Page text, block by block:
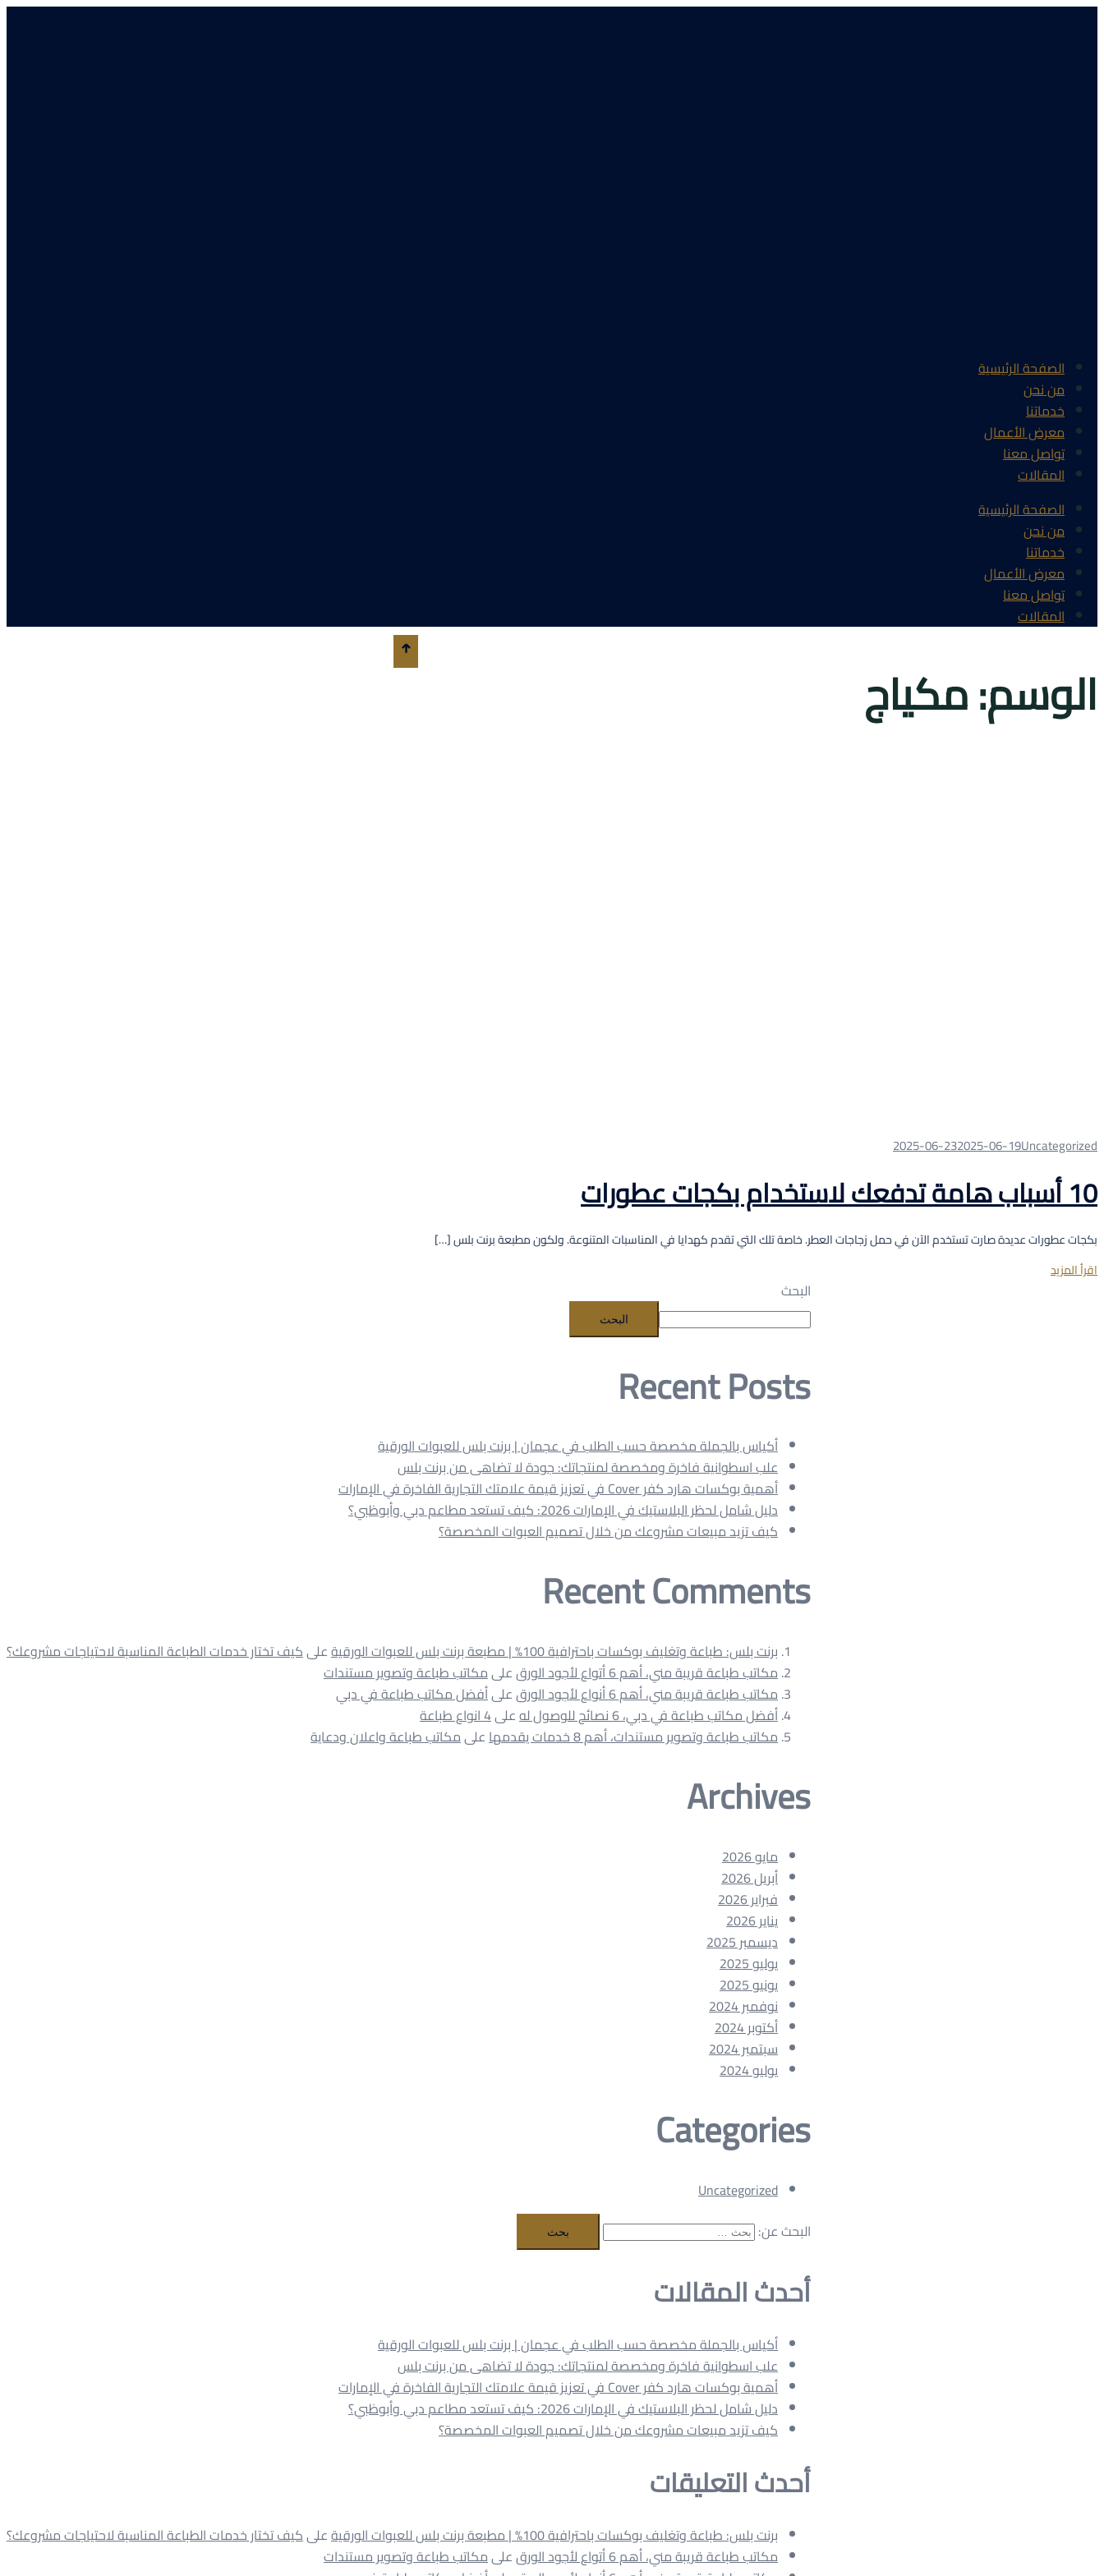
الصفحة الرئيسية
من نحن
خدماتنا
معرض الأعمال
تواصل معنا
المقالات
الصفحة الرئيسية
من نحن
خدماتنا
معرض الأعمال
تواصل معنا
المقالات
الوسم:مكياج
2025-06-232025-06-19Uncategorized
10 أسباب هامة تدفعك لاستخدام بكجات عطورات
بكجات عطورات عديدة صارت تستخدم الآن في حمل زجاجات العطر. خاصة تلك التي تقدم كهدايا في المناسبات المتنوعة. ولكون مطبعة برنت بلس […]
اقرأ المزيد
البحث
البحث
Recent Posts
أكياس بالجملة مخصصة حسب الطلب في عجمان | برنت بلس للعبوات الورقية
علب اسطوانية فاخرة ومخصصة لمنتجاتك: جودة لا تضاهى من برنت بلس
أهمية بوكسات هارد كفر Cover في تعزيز قيمة علامتك التجارية الفاخرة في الإمارات
دليل شامل لحظر البلاستيك في الإمارات 2026: كيف تستعد مطاعم دبي وأبوظبي؟
كيف تزيد مبيعات مشروعك من خلال تصميم العبوات المخصصة؟
Recent Comments
برنت بلس: طباعة وتغليف بوكسات باحترافية 100% | مطبعة برنت بلس للعبوات الورقية علىكيف تختار خدمات الطباعة المناسبة لاحتياجات مشروعك؟
مكاتب طباعة قريبة مني، أهم 6 أتواع لأجود الورق
علىمكاتب طباعة وتصوير مستندات
مكاتب طباعة قريبة مني، أهم 6 أنواع لأجود الورق
علىأفضل مكاتب طباعة في دبي
أفضل مكاتب طباعة في دبي، 6 نصائح للوصول له
على4 انواع طباعة
مكاتب طباعة وتصوير مستندات، أهم 8 خدمات يقدمها
علىمكاتب طباعة واعلان ودعاية
Archives
مايو 2026
أبريل 2026
فبراير 2026
يناير 2026
ديسمبر 2025
يوليو 2025
يونيو 2025
نوفمبر 2024
أكتوبر 2024
سبتمبر 2024
يوليو 2024
Categories
Uncategorized
البحث عن:
أحدث المقالات
أكياس بالجملة مخصصة حسب الطلب في عجمان | برنت بلس للعبوات الورقية
علب اسطوانية فاخرة ومخصصة لمنتجاتك: جودة لا تضاهى من برنت بلس
أهمية بوكسات هارد كفر Cover في تعزيز قيمة علامتك التجارية الفاخرة في الإمارات
دليل شامل لحظر البلاستيك في الإمارات 2026: كيف تستعد مطاعم دبي وأبوظبي؟
كيف تزيد مبيعات مشروعك من خلال تصميم العبوات المخصصة؟
أحدث التعليقات
برنت بلس: طباعة وتغليف بوكسات باحترافية 100% | مطبعة برنت بلس للعبوات الورقية علىكيف تختار خدمات الطباعة المناسبة لاحتياجات مشروعك؟
مكاتب طباعة قريبة مني، أهم 6 أتواع لأجود الورق
علىمكاتب طباعة وتصوير مستندات